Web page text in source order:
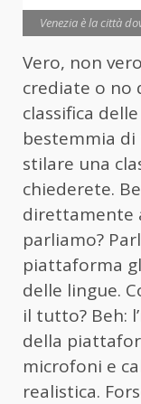
Venezia è la città
Vero, non
crediate o no
classifica
bestemmia di
stilare una
chiederete.
direttamente
parliamo?
piattaforma
delle lingue.
il tutto? Beh:
della
microfoni e
realistica.